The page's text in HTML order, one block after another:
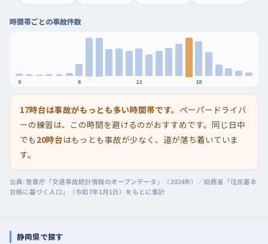
時間帯ごとの事故件数
0 6 12 18
17時台は事故がもっとも多い時間帯です。 ペーパードライバ
ーの練習は、この時間を避けるのがおすすめです。同じ日中
でも 20時台はもっとも事故が少なく、道が落ち着いていま
す。
出典: 警察庁「交通事故統計情報のオープンデータ」（2024年）／総務省「住民基本
台帳に基づく人口」（令和7年1月1日）をもとに集計
静岡県で探す